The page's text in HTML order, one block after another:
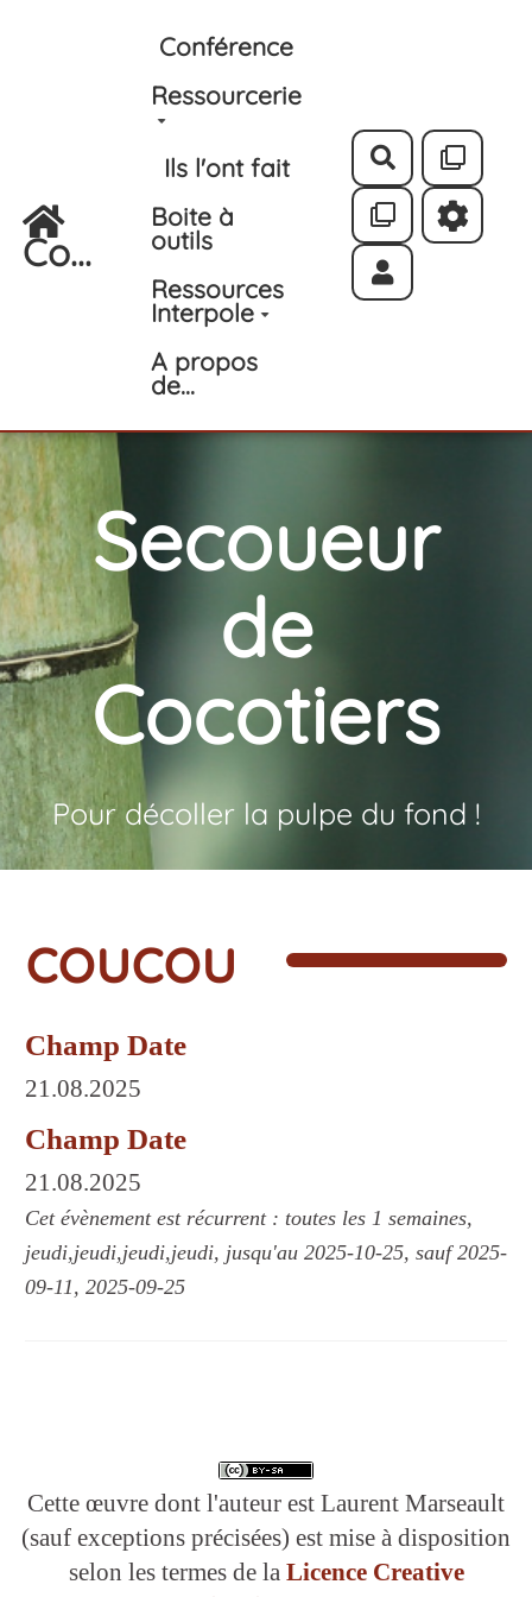
Aller au contenu principal
Co...
Conférence
Ressourcerie
Ils l'ont fait
Boite à
outils
Ressources
Interpole
A propos
de...
Rechercher
Secoueur
de
Cocotiers
Pour décoller la pulpe du fond !
coucou
Champ Date
21.08.2025
Champ Date
21.08.2025
Cet évènement est récurrent : toutes les 1 semaines,
jeudi,jeudi,jeudi,jeudi, jusqu'au 2025-10-25, sauf 2025-
09-11, 2025-09-25
Cette œuvre dont l'auteur est Laurent Marseault
(sauf exceptions précisées) est mise à disposition
selon les termes de la Licence Creative